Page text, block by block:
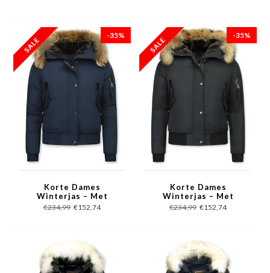
-35%
Korte Dames
Winterjas – Met
Bontkraag – Blauw
€234,99 €152,74
-35%
Korte Dames
Winterjas – Met
Bontkraag – Zwart
€234,99 €152,74